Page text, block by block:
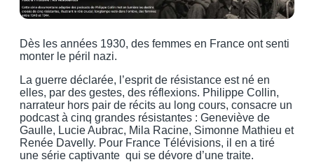
Dès les années 1930, des femmes en France ont senti
monter le péril nazi.
La guerre déclarée, l’esprit de résistance est né en
elles, par des gestes, des réflexions. Philippe Collin,
narrateur hors pair de récits au long cours, consacre un
podcast à cinq grandes résistantes : Geneviève de
Gaulle, Lucie Aubrac, Mila Racine, Simonne Mathieu et
Renée Davelly. Pour France Télévisions, il en a tiré
une série captivante qui se dévore d’une traite.